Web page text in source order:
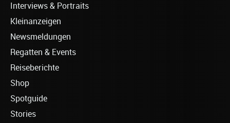
Interviews & Portraits
Kleinanzeigen
Newsmeldungen
Regatten & Events
Reiseberichte
Shop
Spotguide
Stories